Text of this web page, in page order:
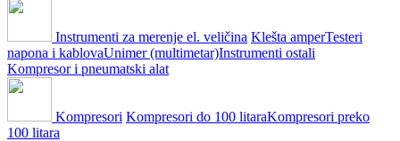
Instrumenti za merenje el. veličina Klešta amperTesteri
napona i kablovaUnimer (multimetar)Instrumenti ostali
Kompresor i pneumatski alat
Kompresori Kompresori do 100 litaraKompresori preko
100 litara